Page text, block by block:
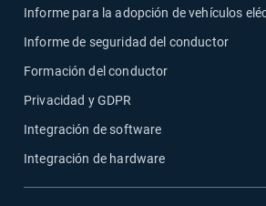
Informe para la adopción de vehículos
Informe de seguridad del conductor
Formación del conductor
Privacidad y GDPR
Integración de software
Integración de hardware